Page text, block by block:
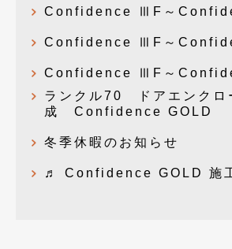
Confidence ⅢF～
Confidence ⅢF～
Confidence ⅢF～
ランクル70 ドアエンクロ
成 Confidence GOLD
冬季休暇のお知らせ
♬ Confidence GOLD 施